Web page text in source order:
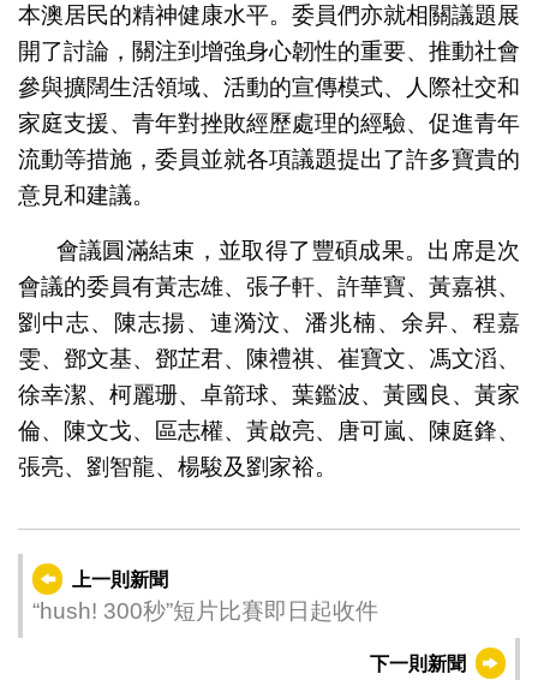
本澳居民的精神健康水平。委員們亦就相關議題展
開了討論，關注到增強身心韌性的重要、推動社會
參與擴闊生活領域、活動的宣傳模式、人際社交和
家庭支援、青年對挫敗經歷處理的經驗、促進青年
流動等措施，委員並就各項議題提出了許多寶貴的
意見和建議。
會議圓滿結束，並取得了豐碩成果。出席是次
會議的委員有黃志雄、張子軒、許華寶、黃嘉祺、
劉中志、陳志揚、連漪汶、潘兆楠、余昇、程嘉
雯、鄧文基、鄧芷君、陳禮祺、崔寶文、馮文滔、
徐幸潔、柯麗珊、卓箭球、葉鑑波、黃國良、黃家
倫、陳文戈、區志權、黃啟亮、唐可嵐、陳庭鋒、
張亮、劉智龍、楊駿及劉家裕。
上一則新聞
“hush! 300秒”短片比賽即日起收件
下一則新聞